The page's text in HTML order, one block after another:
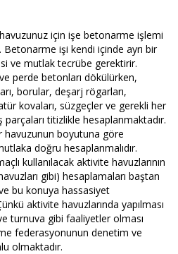
için işe betonarme işlemi
Betonarme işi kendi içinde ayrı bir
ve mutlak tecrübe gerektirir.
perde betonları dökülürken,
borular, deşarj rögarları,
kovaları, süzgeçler ve gerekli her
titizlikle hesaplanmaktadır.
havuzunun boyutuna göre
doğru hesaplanmalıdır.
kullanılacak aktivite havuzlarının
gibi) hesaplamaları baştan
bu konuya hassasiyet
aktivite havuzlarında yapılması
turnuva gibi faaliyetler olması
federasyonunun denetim ve
olmaktadır.